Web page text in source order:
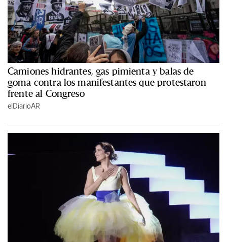
Camiones hidrantes, gas pimienta y balas de
goma contra los manifestantes que protestaron
frente al Congreso
elDiarioAR